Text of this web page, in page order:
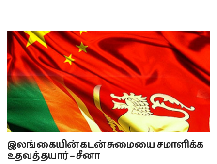
இலங்கையின் கடன் சுமையை சமாளிக்க
உதவத் தயார் – சீனா